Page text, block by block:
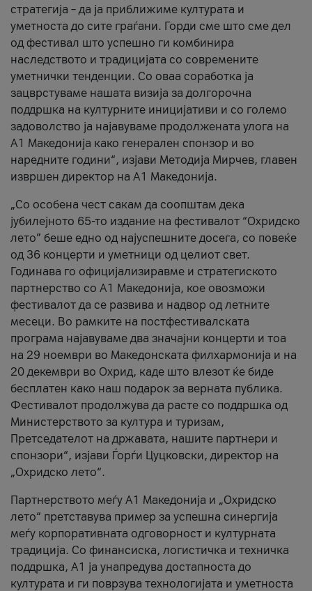
стратегија – да ја приближиме културата и
уметноста до сите граѓани. Горди сме што сме дел
од фестивал што успешно ги комбинира
наследството и традицијата со современите
уметнички тенденции. Со оваа соработка ја
зацврстуваме нашата визија за долгорочна
поддршка на културните иницијативи и со големо
задоволство ја најавуваме продолжената улога на
A1 Македонија како генерален спонзор и во
наредните години“, изјави Методија Мирчев, главен
извршен директор на A1 Македонија.
„Со особена чест сакам да соопштам дека
јубилејното 65-то издание на фестивалот “Охридско
лето” беше едно од најуспешните досега, со повеќе
од 36 концерти и уметници од целиот свет.
Годинава го официјализиравме и стратегиското
партнерство со А1 Македонија, кое овозможи
фестивалот да се развива и надвор од летните
месеци. Во рамките на постфестивалската
програма најавуваме два значајни концерти и тоа
на 29 ноември во Македонската филхармонија и на
20 декември во Охрид, каде што влезот ќе биде
бесплатен како наш подарок за верната публика.
Фестивалот продолжува да расте со поддршка од
Министерството за култура и туризам,
Претседателот на државата, нашите партнери и
спонзори“, изјави Ѓорѓи Цуцковски, директор на
„Охридско лето“.
Партнерството меѓу A1 Македонија и „Охридско
лето“ претставува пример за успешна синергија
меѓу корпоративната одговорност и културната
традиција. Со финансиска, логистичка и техничка
поддршка, A1 ја унапредува достапноста до
културата и ги поврзува технологијата и уметноста